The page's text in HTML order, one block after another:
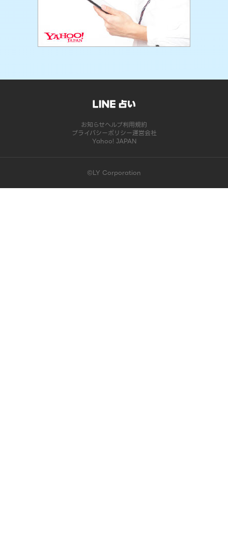
お知らせヘルプ利用規約
プライバシーポリシー運営会社
Yahoo! JAPAN
©LY Corporation
このコンテンツは掲載が終了しました | LINE占い